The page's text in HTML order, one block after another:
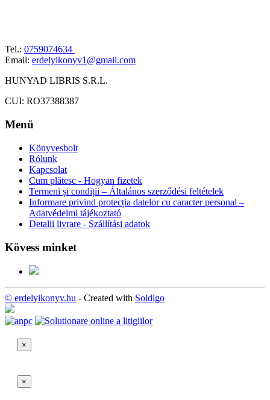
Tel.: 0759074634
Email: erdelyikonyv1@gmail.com
HUNYAD LIBRIS S.R.L.
CUI: RO37388387
Menü
Könyvesbolt
Rólunk
Kapcsolat
Cum plătesc - Hogyan fizetek
Termeni și condiții – Általános szerződési feltételek
Informare privind protecția datelor cu caracter personal –
Adatvédelmi tájékoztató
Detalii livrare - Szállítási adatok
Kövess minket
© erdelyikonyv.hu - Created with Soldigo
×
×